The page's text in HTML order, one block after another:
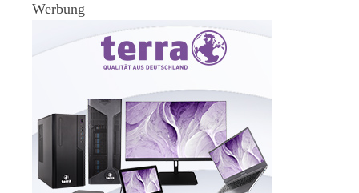
Werbung